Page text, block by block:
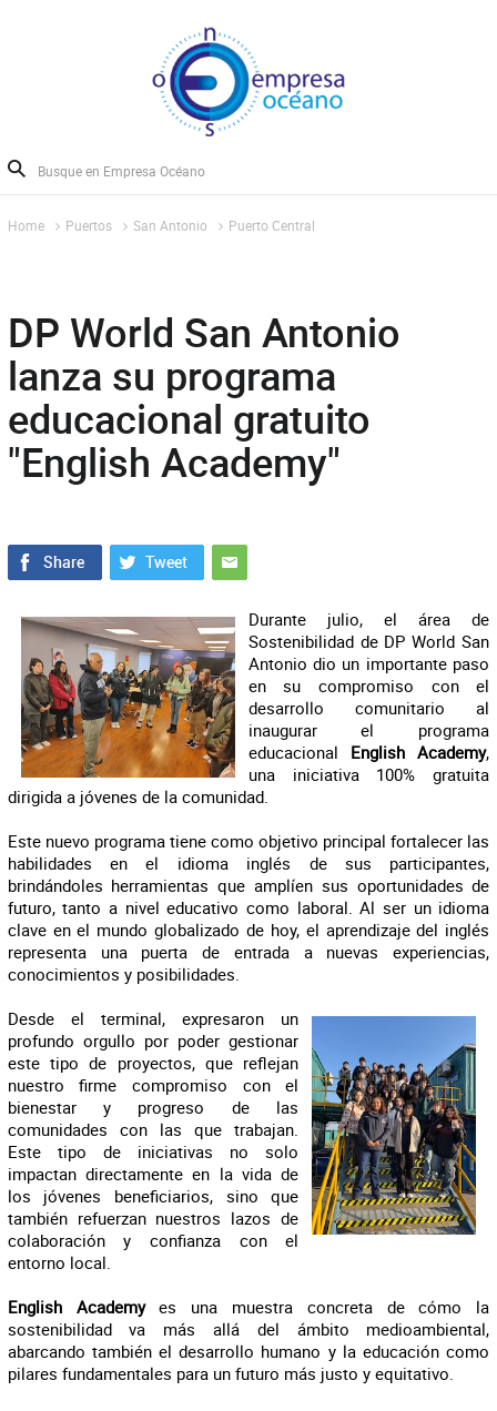
Home Puertos San Antonio Puerto Central
DP World San Antonio
lanza su programa
educacional gratuito
"English Academy"
Durante julio, el área de
Sostenibilidad de DP World San
Antonio dio un importante paso
en su compromiso con el
desarrollo comunitario al
inaugurar el programa
educacional English Academy,
una iniciativa 100% gratuita
dirigida a jóvenes de la comunidad.
Este nuevo programa tiene como objetivo principal fortalecer las
habilidades en el idioma inglés de sus participantes,
brindándoles herramientas que amplíen sus oportunidades de
futuro, tanto a nivel educativo como laboral. Al ser un idioma
clave en el mundo globalizado de hoy, el aprendizaje del inglés
representa una puerta de entrada a nuevas experiencias,
conocimientos y posibilidades.
Desde el terminal, expresaron un
profundo orgullo por poder gestionar
este tipo de proyectos, que reflejan
nuestro firme compromiso con el
bienestar y progreso de las
comunidades con las que trabajan.
Este tipo de iniciativas no solo
impactan directamente en la vida de
los jóvenes beneficiarios, sino que
también refuerzan nuestros lazos de
colaboración y confianza con el
entorno local.
English Academyes una muestra concreta de cómo la
sostenibilidad va más allá del ámbito medioambiental,
abarcando también el desarrollo humano y la educación como
pilares fundamentales para un futuro más justo y equitativo.